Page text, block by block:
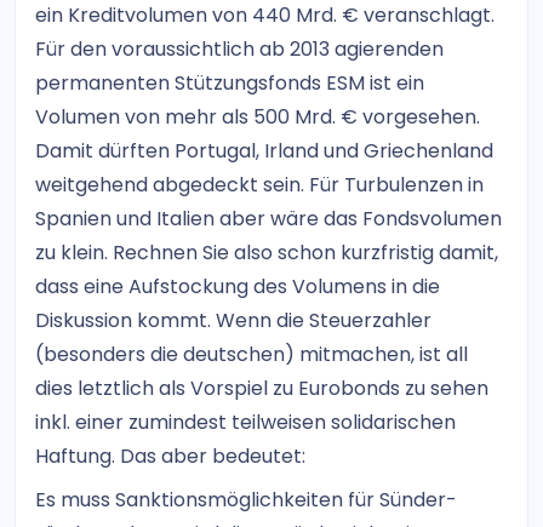
ein Kreditvolumen von 440 Mrd. € veranschlagt.
Für den voraussichtlich ab 2013 agierenden
permanenten Stützungsfonds ESM ist ein
Volumen von mehr als 500 Mrd. € vorgesehen.
Damit dürften Portugal, Irland und Griechenland
weitgehend abgedeckt sein. Für Turbulenzen in
Spanien und Italien aber wäre das Fondsvolumen
zu klein. Rechnen Sie also schon kurzfristig damit,
dass eine Aufstockung des Volumens in die
Diskussion kommt. Wenn die Steuerzahler
(besonders die deutschen) mitmachen, ist all
dies letztlich als Vorspiel zu Eurobonds zu sehen
inkl. einer zumindest teilweisen solidarischen
Haftung. Das aber bedeutet:
Es muss Sanktionsmöglichkeiten für Sünder-